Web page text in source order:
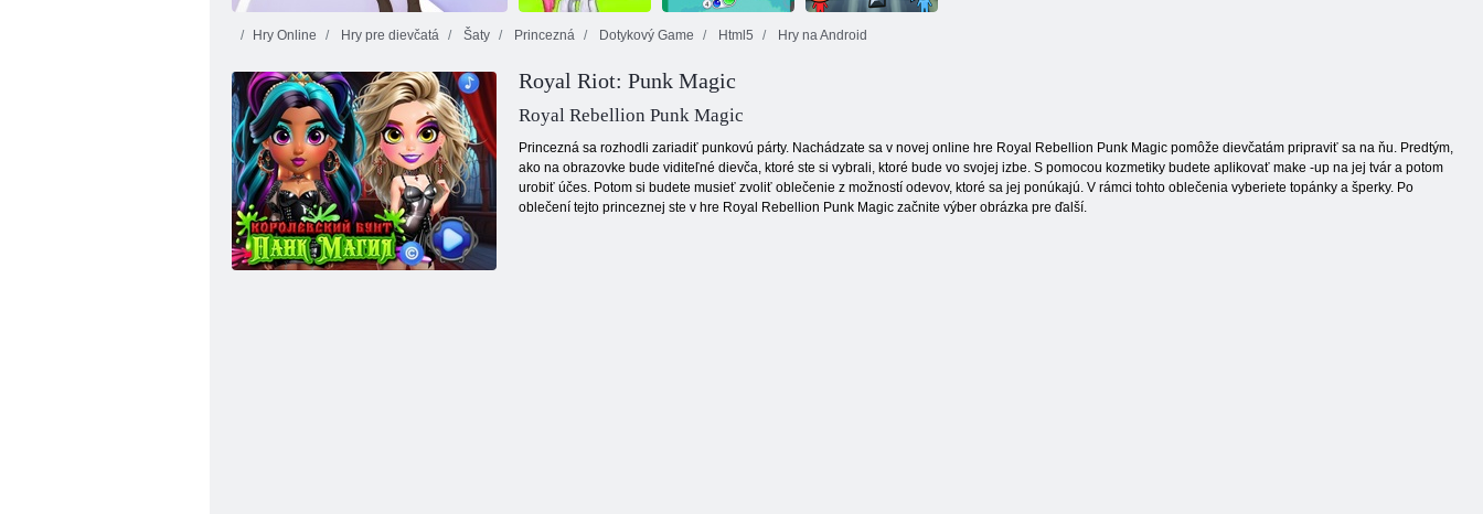
Rapunzel-módy na cestách
Gems: Bubbles Charm bublina
Hry Online Hry pre dievčatá Šaty Princezná Dotykový Game Html5 Hry na Android
Royal Riot: Punk Magic
Royal Rebellion Punk Magic
Princezná sa rozhodli zariadiť punkovú párty. Nachádzate sa v novej online hre Royal Rebellion Punk Magic pomôže dievčatám pripraviť sa na ňu. Predtým,
ako na obrazovke bude viditeľné dievča, ktoré ste si vybrali, ktoré bude vo svojej izbe. S pomocou kozmetiky budete aplikovať make -up na jej tvár a potom
urobiť účes. Potom si budete musieť zvoliť oblečenie z možností odevov, ktoré sa jej ponúkajú. V rámci tohto oblečenia vyberiete topánky a šperky. Po
oblečení tejto princeznej ste v hre Royal Rebellion Punk Magic začnite výber obrázka pre ďalší.